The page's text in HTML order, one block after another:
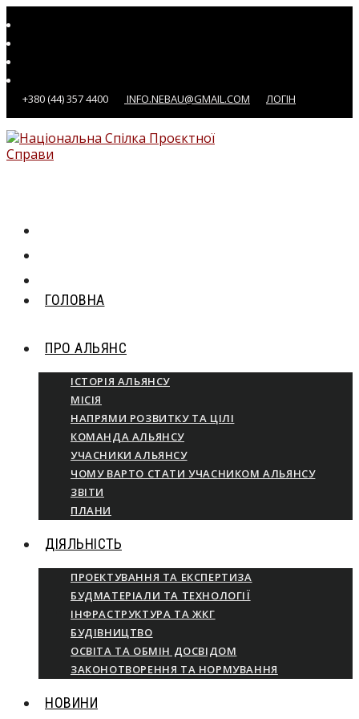
до
вмісту
+380 (44) 357 4400 INFO.NEBAU@GMAIL.COM ЛОГІН
ГОЛОВНА
ПРО АЛЬЯНС
ІСТОРІЯ АЛЬЯНСУ
МІСІЯ
НАПРЯМИ РОЗВИТКУ ТА ЦІЛІ
КОМАНДА АЛЬЯНСУ
УЧАСНИКИ АЛЬЯНСУ
ЧОМУ ВАРТО СТАТИ УЧАСНИКОМ АЛЬЯНСУ
ЗВІТИ
ПЛАНИ
ДІЯЛЬНІСТЬ
ПРОЕКТУВАННЯ ТА ЕКСПЕРТИЗА
БУДМАТЕРІАЛИ ТА ТЕХНОЛОГІЇ
ІНФРАСТРУКТУРА ТА ЖКГ
БУДІВНИЦТВО
ОСВІТА ТА ОБМІН ДОСВІДОМ
ЗАКОНОТВОРЕННЯ ТА НОРМУВАННЯ
НОВИНИ